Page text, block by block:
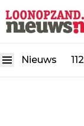
Nieuws 112